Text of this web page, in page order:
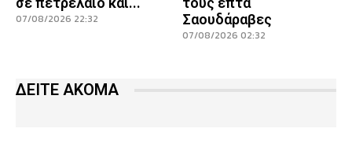
07/08/2026 22:32
Σαουδάραβες
07/08/2026 02:32
ΔΕΙΤΕ ΑΚΟΜΑ